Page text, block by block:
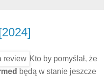
Kto by pomyślał, że
będą w stanie jeszcze